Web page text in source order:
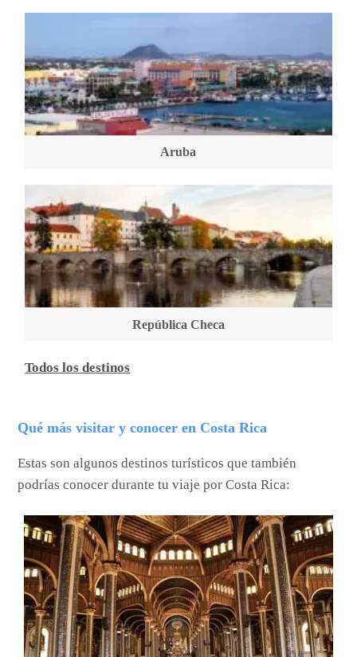
Aruba
República Checa
Todos los destinos
Qué más visitar y conocer en Costa Rica
Estas son algunos destinos turísticos que también
podrías conocer durante tu viaje por Costa Rica: